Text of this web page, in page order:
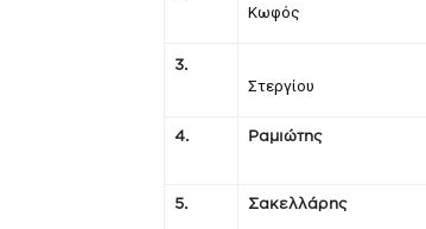
Κωφός
3.
Στεργίου
4. Ραμιώτης
5. Σακελλάρης